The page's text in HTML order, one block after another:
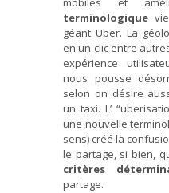
terminologique
géant Uber. La
en un clic entre
expérience
nous pousse
selon on désire
un taxi. L’
une nouvelle
sens) créé la
le partage, si bien,
critères
partage.